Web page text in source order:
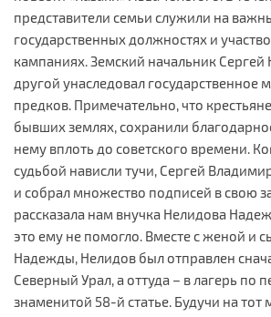
представители семьи служили на
государственных должностях и
кампаниях. Земский начальник Сергей
другой унаследовал государственное
предков. Примечательно, что
бывших землях, сохранили
нему вплоть до советского времени.
судьбой нависли тучи, Сергей
и собрал множество подписей в свою
рассказала нам внучка Нелидова
это ему не помогло. Вместе с женой и
Надежды, Нелидов был отправлен
Северный Урал, а оттуда – в лагерь по
знаменитой 58-й статье. Будучи на